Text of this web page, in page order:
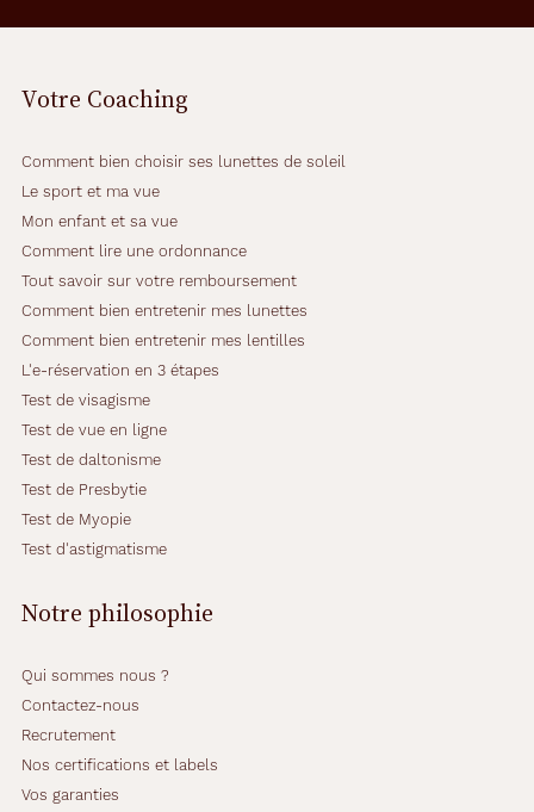
Votre Coaching
Comment bien choisir ses lunettes de soleil
Le sport et ma vue
Mon enfant et sa vue
Comment lire une ordonnance
Tout savoir sur votre remboursement
Comment bien entretenir mes lunettes
Comment bien entretenir mes lentilles
L'e-réservation en 3 étapes
Test de visagisme
Test de vue en ligne
Test de daltonisme
Test de Presbytie
Test de Myopie
Test d'astigmatisme
Notre philosophie
Qui sommes nous ?
Contactez-nous
Recrutement
Nos certifications et labels
Vos garanties